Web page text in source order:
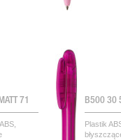
71 B500 30
Plastik